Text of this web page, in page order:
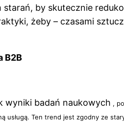
by skutecznie
żeby – czasami
B2B
wyniki badań naukowych ,
Ten trend jest zgodny ze